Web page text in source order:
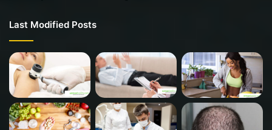
Last Modified Posts